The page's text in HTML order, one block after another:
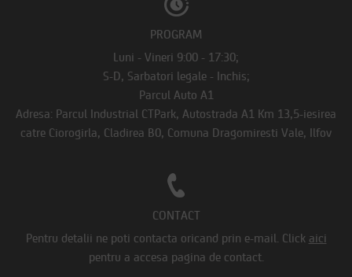
PROGRAM
Luni - Vineri 9:00 - 17:30;
S-D, Sarbatori legale - Inchis;
Parcul Auto A1
Adresa: Parcul Industrial CTPark, Autostrada A1 Km 13,5-iesirea
catre Ciorogirla, Cladirea B0, Comuna Dragomiresti Vale, Ilfov
CONTACT
Pentru detalii ne poti contacta oricand prin e-mail. Click aici
pentru a accesa pagina de contact.